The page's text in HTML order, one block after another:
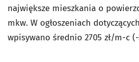
największe mieszkania o
mkw. W ogłoszeniach
wpisywano średnio 2705 zł/m-c